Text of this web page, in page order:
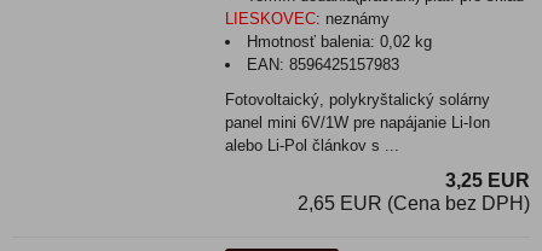
LIESKOVEC: neznámy
Hmotnosť balenia:0,02 kg
EAN:8596425157983
Fotovoltaický, polykryštalický solárny
panel mini 6V/1W pre napájanie Li-Ion
alebo Li-Pol článkov s ...
3,25 EUR
2,65 EUR (Cena bez DPH)